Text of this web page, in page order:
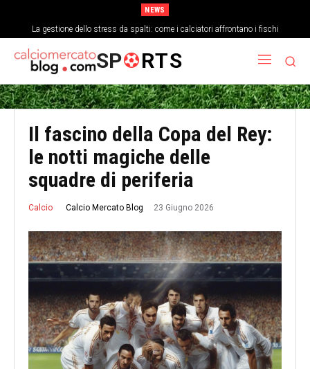
NEWS
La gestione dello stress da spalti: come i calciatori affrontano i fischi
Analisi tattica della difesa a tre: blocco basso e transizioni veloci
SP RTS
Il fascino della Copa del Rey:
le notti magiche delle
squadre di periferia
Calcio Calcio Mercato Blog 23 Giugno 2026